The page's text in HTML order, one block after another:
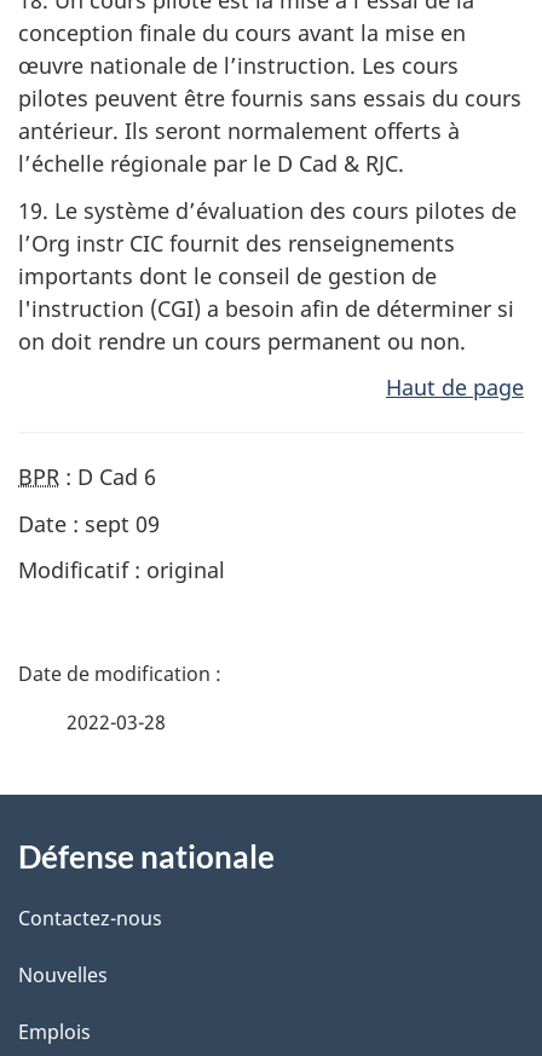
conception finale du cours avant la mise en
œuvre nationale de l’instruction. Les cours
pilotes peuvent être fournis sans essais du cours
antérieur. Ils seront normalement offerts à
l’échelle régionale par le D Cad & RJC.
19. Le système d’évaluation des cours pilotes de
l’Org instr CIC fournit des renseignements
importants dont le conseil de gestion de
l'instruction (CGI) a besoin afin de déterminer si
on doit rendre un cours permanent ou non.
Haut de page
BPR : D Cad 6
Date : sept 09
Modificatif : original
D
i
l
s
d
2022-03-28
propos
de
ce
site
Défense nationale
Contactez-nous
Nouvelles
Emplois